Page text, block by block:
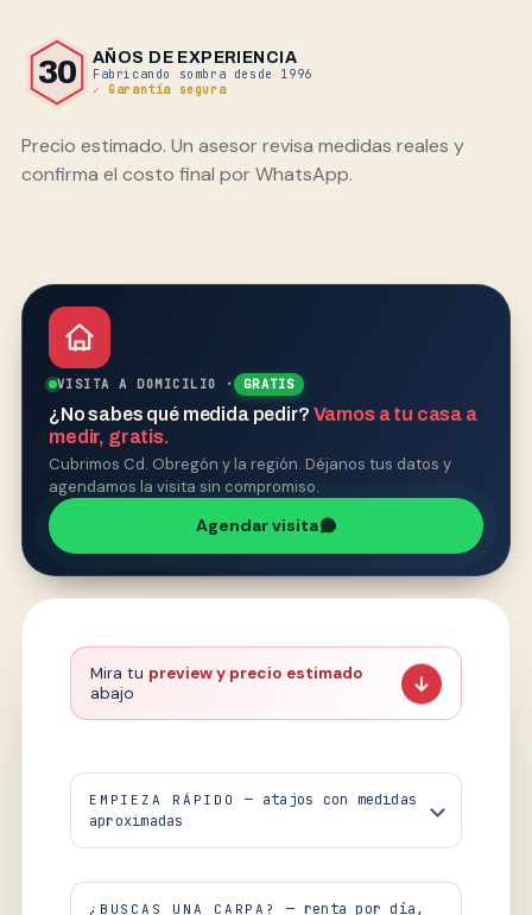
30 AÑOS DE EXPERIENCIA
Fabricando sombra desde 1996
✓ Garantía segura
Precio estimado. Un asesor revisa medidas reales y
confirma el costo final por WhatsApp.
VISITA A DOMICILIO · GRATIS
¿No sabes qué medida pedir? Vamos a tu casa a
medir, gratis.
Cubrimos Cd. Obregón y la región. Déjanos tus datos y
agendamos la visita sin compromiso.
Agendar visita
Mira tu preview y precio estimado
abajo
EMPIEZA RÁPIDO— atajos con medidas
aproximadas
¿BUSCAS UNA CARPA?— renta por día,